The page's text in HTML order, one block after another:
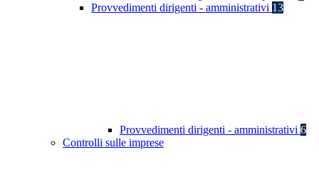
Provvedimenti dirigenti - amministrativi 13
Provvedimenti dirigenti - amministrativi 6
Controlli sulle imprese